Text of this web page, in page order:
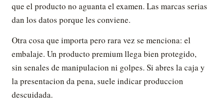
que el producto no aguanta el examen. Las marcas serias
dan los datos porque les conviene.
Otra cosa que importa pero rara vez se menciona: el
embalaje. Un producto premium llega bien protegido,
sin senales de manipulacion ni golpes. Si abres la caja y
la presentacion da pena, suele indicar produccion
descuidada.